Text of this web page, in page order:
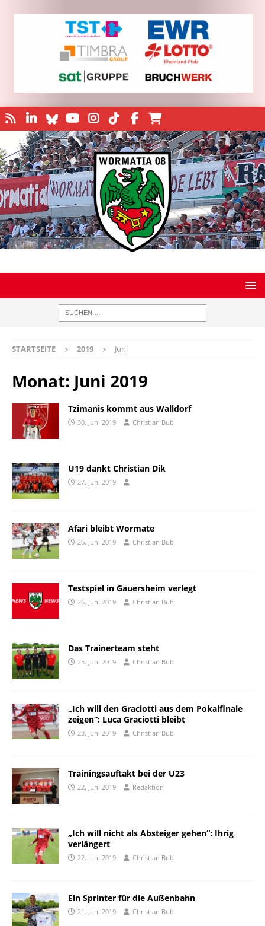
STARTSEITE 2019 Juni
Monat: Juni 2019
Tzimanis kommt aus Walldorf
30. Juni 2019 Christian Bub
U19 dankt Christian Dik
27. Juni 2019
Afari bleibt Wormate
26. Juni 2019 Christian Bub
Testspiel in Gauersheim verlegt
26. Juni 2019 Christian Bub
Das Trainerteam steht
25. Juni 2019 Christian Bub
„Ich will den Graciotti aus dem Pokalfinale
zeigen“: Luca Graciotti bleibt
23. Juni 2019 Christian Bub
Trainingsauftakt bei der U23
22. Juni 2019 Redaktion
„Ich will nicht als Absteiger gehen“: Ihrig
verlängert
22. Juni 2019 Christian Bub
Ein Sprinter für die Außenbahn
21. Juni 2019 Christian Bub